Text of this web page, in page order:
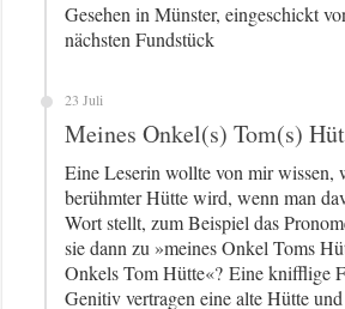
Gesehen in Münster, eingeschickt
nächsten Fundstück
23 Juli
Meines Onkel(s) Tom(s)
Eine Leserin wollte von mir wissen,
berühmter Hütte wird, wenn man
Wort stellt, zum Beispiel das
sie dann zu »meines Onkel Toms
Onkels Tom Hütte«? Eine knifflige
Genitiv vertragen eine alte Hütte